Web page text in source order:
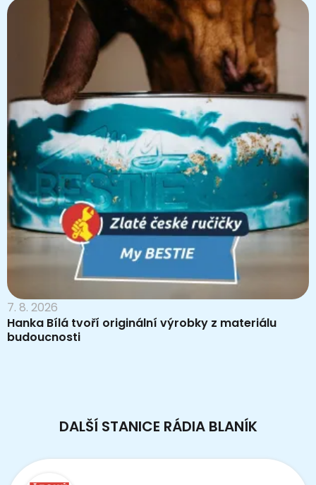
7. 8. 2026
Hanka Bílá tvoří originální výrobky z materiálu
budoucnosti
DALŠÍ STANICE RÁDIA BLANÍK